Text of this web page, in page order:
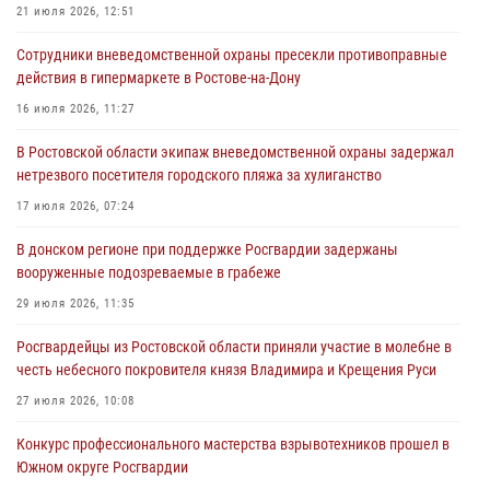
В Ростовской области экипаж вневедомственной охраны задержал
17 июля 2026, 07:24
Сотрудники вневедомственной охраны пресекли противоправные
Конкурс профессионального мастерства взрывотехников прошел в
15 июля 2026, 06:39
21 июля 2026, 12:51
Сотрудники вневедомственной охраны пресекли противоправные
действия в гипермаркете в Ростове-на-Дону
16 июля 2026, 11:27
В Ростовской области экипаж вневедомственной охраны задержал
нетрезвого посетителя городского пляжа за хулиганство
17 июля 2026, 07:24
В донском регионе при поддержке Росгвардии задержаны
вооруженные подозреваемые в грабеже
29 июля 2026, 11:35
Росгвардейцы из Ростовской области приняли участие в молебне в
честь небесного покровителя князя Владимира и Крещения Руси
27 июля 2026, 10:08
Конкурс профессионального мастерства взрывотехников прошел в
Южном округе Росгвардии